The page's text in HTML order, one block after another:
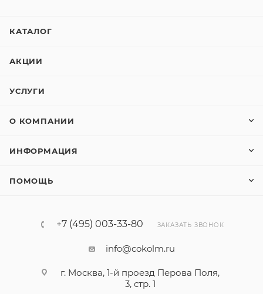
КАТАЛОГ
АКЦИИ
УСЛУГИ
О КОМПАНИИ
ИНФОРМАЦИЯ
ПОМОЩЬ
+7 (495) 003-33-80 ЗАКАЗАТЬ ЗВОНОК
info@cokolm.ru
г. Москва, 1-й проезд Перова Поля,
3, стр. 1